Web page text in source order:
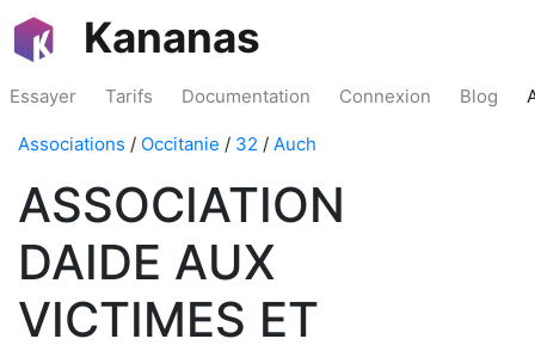
Kananas
Essayer Tarifs Documentation Connexion Blog
Associations / Occitanie / 32 / Auch
ASSOCIATION
DAIDE AUX
VICTIMES ET